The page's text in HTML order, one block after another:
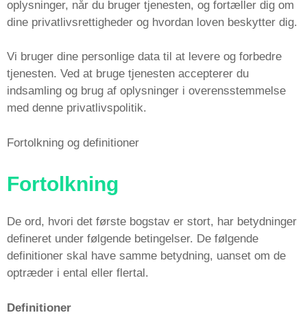
oplysninger, når du bruger tjenesten, og fortæller dig om
dine privatlivsrettigheder og hvordan loven beskytter dig.
Vi bruger dine personlige data til at levere og forbedre
tjenesten. Ved at bruge tjenesten accepterer du
indsamling og brug af oplysninger i overensstemmelse
med denne privatlivspolitik.
Fortolkning og definitioner
Fortolkning
De ord, hvori det første bogstav er stort, har betydninger
defineret under følgende betingelser. De følgende
definitioner skal have samme betydning, uanset om de
optræder i ental eller flertal.
Definitioner